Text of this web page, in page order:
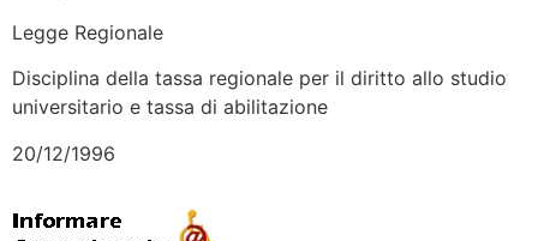
Legge Regionale
Disciplina della tassa regionale per il diritto allo studio
universitario e tassa di abilitazione
20/12/1996